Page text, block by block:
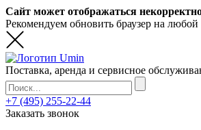
Сайт может отображаться
Рекомендуем обновить браузер на
Поставка, аренда и сервисное
+7 (495) 255-22-44
Заказать звонок